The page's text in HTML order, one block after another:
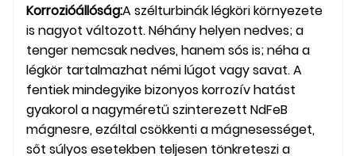
Korrozióállóság:A szélturbinák légköri környezete
is nagyot változott. Néhány helyen nedves; a
tenger nemcsak nedves, hanem sós is; néha a
légkör tartalmazhat némi lúgot vagy savat. A
fentiek mindegyike bizonyos korrozív hatást
gyakorol a nagyméretű szinterezett NdFeB
mágnesre, ezáltal csökkenti a mágnesességet,
sőt súlyos esetekben teljesen tönkreteszi a